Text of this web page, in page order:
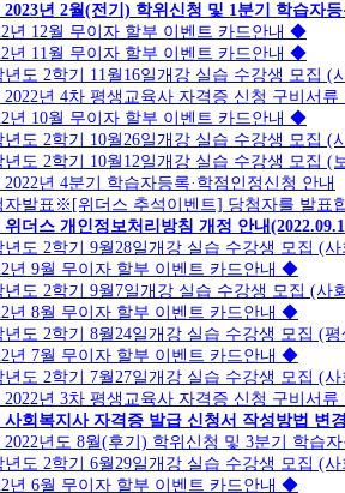
2023년 2월(전기) 학위신청 및 1분기 학습자
년 12월 무이자 할부 이벤트 카드안내 ◆
년 11월 무이자 할부 이벤트 카드안내 ◆
년도 2학기 11월16일개강 실습 수강생 모집
2022년 4차 평생교육사 자격증 신청 구비서류
년 10월 무이자 할부 이벤트 카드안내 ◆
년도 2학기 10월26일개강 실습 수강생 모집 (
년도 2학기 10월12일개강 실습 수강생 모집 (
년 4분기 학습자등록·학점인정신청 안내
발표※[위더스 추석이벤트] 당첨자를 발표
위더스 개인정보처리방침 개정 안내
년도 2학기 9월28일개강 실습 수강생 모집 (
년 9월 무이자 할부 이벤트 카드안내 ◆
년도 2학기 9월7일개강 실습 수강생 모집 (사
년 8월 무이자 할부 이벤트 카드안내 ◆
년도 2학기 8월24일개강 실습 수강생 모집 (
년 7월 무이자 할부 이벤트 카드안내 ◆
년도 2학기 7월27일개강 실습 수강생 모집 (
2022년 3차 평생교육사 자격증 신청 구비서류
사회복지사 자격증 발급 신청서 작성방법 변
2022년도 8월(후기) 학위신청 및 3분기 학습
년도 2학기 6월29일개강 실습 수강생 모집 (
년 6월 무이자 할부 이벤트 카드안내 ◆